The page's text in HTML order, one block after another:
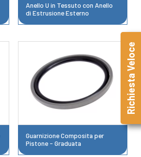
Anello U in Tessuto con Anello
di Estrusione Esterno
Guarnizione Composita per
Pistone - Graduata
Richiesta Veloce